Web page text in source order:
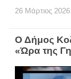
26 Μάρτιος 2026
Ο Δήμος
«Ώρα της